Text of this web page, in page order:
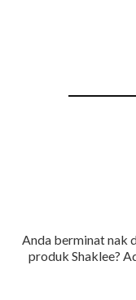
Anda berminat nak
produk Shaklee?